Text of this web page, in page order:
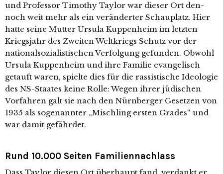
und Professor Timothy Taylor war die­ser Ort den­
noch weit mehr als ein ver­än­der­ter Schauplatz. Hier
hat­te sei­ne Mutter Ursula Kuppenheim im letz­ten
Kriegsjahr des Zweiten Weltkriegs Schutz vor der
natio­nal­so­zia­lis­ti­schen Verfolgung gefun­den. Obwohl
Ursula Kuppenheim und ihre Familie evan­ge­lisch
getauft waren, spiel­te dies für die ras­sis­ti­sche Ideologie
des NS-Staates kei­ne Rolle: Wegen ihrer jüdi­schen
Vorfahren galt sie nach den Nürnberger Gesetzen von
1935 als soge­nann­ter „Mischling ers­ten Grades“ und
war damit gefährdet.
Rund 10.000 Seiten Familiennachlass